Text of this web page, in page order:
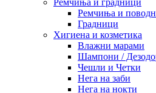
Ремчиња и
Градници
Хигиена и козметика
Влажни марами
Шампони /
Чешли и Четки
Нега на заби
Нега на нокти